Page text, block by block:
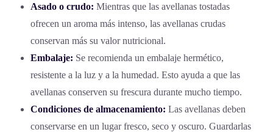
Asado o crudo: Mientras que las avellanas tostadas
ofrecen un aroma más intenso, las avellanas crudas
conservan más su valor nutricional.
Embalaje: Se recomienda un embalaje hermético,
resistente a la luz y a la humedad. Esto ayuda a que las
avellanas conserven su frescura durante mucho tiempo.
Condiciones de almacenamiento: Las avellanas deben
conservarse en un lugar fresco, seco y oscuro. Guardarlas